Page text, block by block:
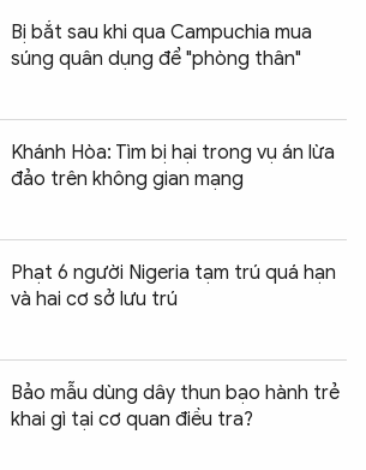
Bị bắt sau khi qua Campuchia mua
súng quân dụng để "phòng thân"
Khánh Hòa: Tìm bị hại trong vụ án lừa
đảo trên không gian mạng
Phạt 6 người Nigeria tạm trú quá hạn
và hai cơ sở lưu trú
Bảo mẫu dùng dây thun bạo hành trẻ
khai gì tại cơ quan điều tra?